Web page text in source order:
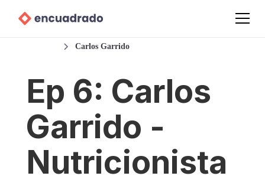
Carlos Garrido
Ep 6: Carlos
Garrido -
Nutricionista